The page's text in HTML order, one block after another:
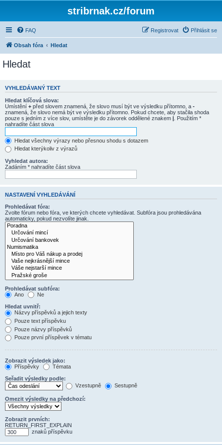
stribrnak.cz/forum
FAQ Přihlásit se
Registrovat
Obsah fóra Hledat
Hledat
VYHLEDÁVANÝ TEXT
Hledat klíčová slova:
Umístění + před slovem znamená, že slovo musí být ve výsledku přítomno, a -
znamená, že slovo nemá být ve výsledku přítomno. Pokud chcete, aby stačila shoda
pouze s jedním z více slov, umístěte je do závorek oddělené znakem | . Použitím *
nahradíte část slova
Hledat všechny výrazy nebo přesnou shodu s dotazem
Hledat kterýkoliv z výrazů
Vyhledat autora:
Zadáním * nahradíte část slova
NASTAVENÍ VYHLEDÁVÁNÍ
Prohledávat fóra:
Zvolte fórum nebo fóra, ve kterých chcete vyhledávat. Subfóra jsou prohledávána
automaticky, pokud nezvolíte jinak.
Prohledávat subfóra:
Ano
Ne
Hledat uvnitř:
Názvy příspěvků a jejich texty
Pouze text příspěvku
Pouze názvy příspěvků
Pouze první příspěvek v tématu
Zobrazit výsledek jako:
Příspěvky
Témata
Seřadit výsledky podle:
Vzestupně
Sestupně
Omezit výsledky na předchozí:
Zobrazit prvních:
RETURN_FIRST_EXPLAIN
znaků příspěvku